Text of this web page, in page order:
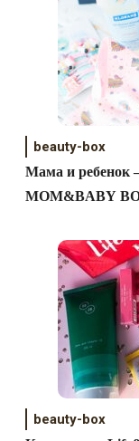
beauty-box
Мама и ребенок
MOM&BABY
beauty-box